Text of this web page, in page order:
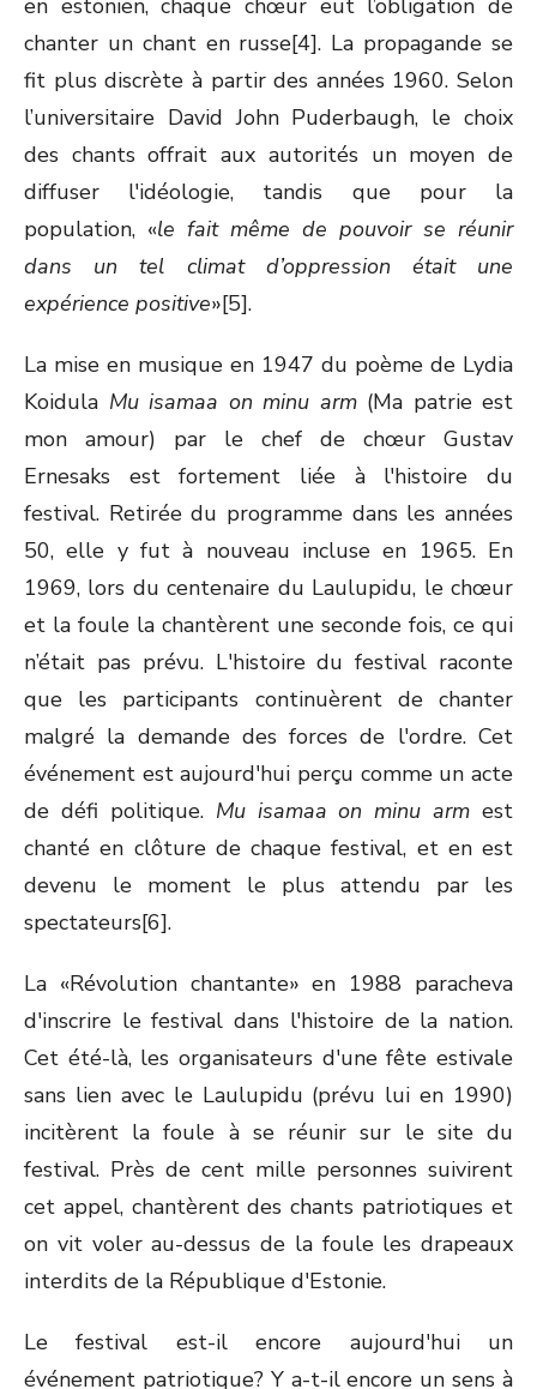
en estonien, chaque chœur eut l’obligation de
chanter un chant en russe[4]. La propagande se
fit plus discrète à partir des années 1960. Selon
l’universitaire David John Puderbaugh, le choix
des chants offrait aux autorités un moyen de
diffuser l'idéologie, tandis que pour la
population, «le fait même de pouvoir se réunir
dans un tel climat d’oppression était une
expérience positive»[5].
La mise en musique en 1947 du poème de Lydia
Koidula Mu isamaa on minu arm(Ma patrie est
mon amour) par le chef de chœur Gustav
Ernesaks est fortement liée à l'histoire du
festival. Retirée du programme dans les années
50, elle y fut à nouveau incluse en 1965. En
1969, lors du centenaire du Laulupidu, le chœur
et la foule la chantèrent une seconde fois, ce qui
n’était pas prévu. L'histoire du festival raconte
que les participants continuèrent de chanter
malgré la demande des forces de l'ordre. Cet
événement est aujourd'hui perçu comme un acte
de défi politique. Mu isamaa on minu arm est
chanté en clôture de chaque festival, et en est
devenu le moment le plus attendu par les
spectateurs[6].
La «Révolution chantante» en 1988 paracheva
d'inscrire le festival dans l'histoire de la nation.
Cet été-là, les organisateurs d'une fête estivale
sans lien avec le Laulupidu (prévu lui en 1990)
incitèrent la foule à se réunir sur le site du
festival. Près de cent mille personnes suivirent
cet appel, chantèrent des chants patriotiques et
on vit voler au-dessus de la foule les drapeaux
interdits de la République d'Estonie.
Le festival est-il encore aujourd'hui un
événement patriotique? Y a-t-il encore un sens à